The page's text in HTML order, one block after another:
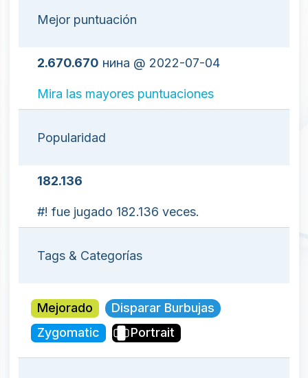
Mejor puntuación
2.670.670 нина @ 2022-07-04
Mira las mayores puntuaciones
Popularidad
182.136
#! fue jugado 182.136 veces.
Tags & Categorías
Mejorado
Disparar Burbujas
Zygomatic
Portrait